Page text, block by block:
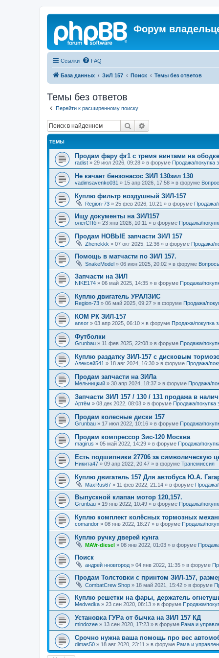
Форум
Ссылки FAQ
База данных ЗиЛ 157 Поиск Темы без ответов
Темы без ответов
Перейти к расширенному поиску
Поиск
ТЕМЫ
Продам фару фг1 с тремя винтами на
radist » 29 июл 2026, 09:28 » в форуме Продажа/покупка
Не качает бензонасос ЗИЛ 130зил 130
vadimsavenko031 » 15 апр 2026, 17:58 » в форуме
Куплю фильтр воздушный ЗИЛ-157
Region-73 » 25 фев 2026, 10:21 » в форуме Продажа/
Ищу документы на ЗИЛ157
олегСПб » 23 янв 2026, 10:11 » в форуме Продажа/
Продам НОВЫЕ запчасти ЗИЛ 157
Zhenekkk » 07 окт 2025, 12:36 » в форуме Продажа/
Помощь в матчасти по ЗИЛ 157.
SnakeModel » 06 июн 2025, 20:02 » в форуме
Запчасти на ЗИЛ
NIKE174 » 06 май 2025, 14:35 » в форуме Продажа/
Куплю двигатель УРАЛЗИС
Region-73 » 06 май 2025, 09:27 » в форуме Продажа/
КОМ РК ЗИЛ-157
ansor » 03 апр 2025, 06:10 » в форуме Продажа/покупка
Футболки
Grunbau » 11 фев 2025, 22:08 » в форуме Продажа/
Куплю раздатку ЗИЛ-157 с дисковым
Алексей541 » 18 авг 2024, 16:30 » в форуме Продажа/
Продам запчасти на ЗИЛа
Мельницкий » 30 апр 2024, 18:37 » в форуме Продажа/
Запчасти ЗИЛ 157 / 130 / 131 продажа в
Артём » 08 дек 2022, 08:03 » в форуме Продажа/покупка
Продам колесные диски 157
Grunbau » 17 июл 2022, 10:16 » в форуме Продажа/
Продам компрессор Зис-120 Москва
magirus » 05 май 2022, 14:29 » в форуме Продажа/
Есть подшипники 27706 за символическую
Никита47 » 09 апр 2022, 20:47 » в форуме Трансмиссия
Куплю двигатель 157 Для автобуса Ю.А.
MaxRus67 » 11 фев 2022, 21:14 » в форуме Продажа/
Выпускной клапан мотор 120,157.
Grunbau » 19 янв 2022, 10:49 » в форуме Продажа/
Куплю комплект колёсных тормозных
comandor » 08 янв 2022, 18:27 » в форуме Продажа/
Куплю ручку дверей кунга
MAVr-diesel » 08 янв 2022, 01:03 » в форуме
Поиск
андрей нновгород » 04 янв 2022, 11:35 » в форуме
Продам Толстовки с принтом ЗИЛ-157,
CombatCrew Shop » 18 май 2021, 15:42 » в форуме
Куплю решетки на фары, держатель
Medvedka » 23 сен 2020, 08:13 » в форуме Продажа/
Установка ГУРа от бычка на ЗИЛ 157 КД
mindozee » 13 сен 2020, 17:23 » в форуме Рама и
Срочно нужна ваша помощь про вес
dimas50 » 18 авг 2020, 23:11 » в форуме Рама и